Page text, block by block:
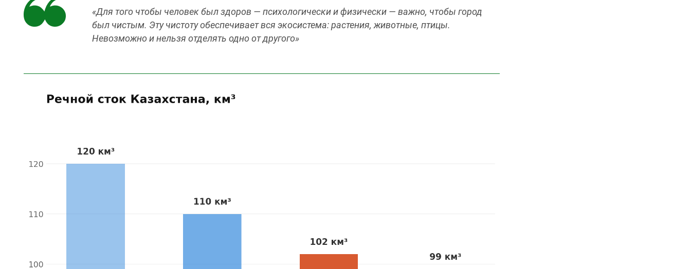
«Для того чтобы человек был здоров — психологически и физически — важно, чтобы город
был чистым. Эту чистоту обеспечивает вся экосистема: растения, животные, птицы.
Невозможно и нельзя отделять одно от другого»